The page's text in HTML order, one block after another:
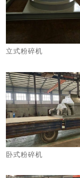
立式粉碎机
卧式粉碎机